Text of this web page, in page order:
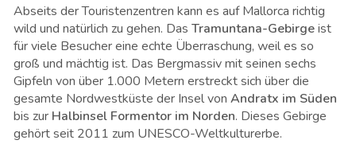
Abseits der Touristenzentren kann es auf Mallorca richtig
wild und natürlich zu gehen. Das Tramuntana-Gebirgeist
für viele Besucher eine echte Überraschung, weil es so
groß und mächtig ist. Das Bergmassiv mit seinen sechs
Gipfeln von über 1.000 Metern erstreckt sich über die
gesamte Nordwestküste der Insel von Andratx im Süden
bis zur Halbinsel Formentor im Norden. Dieses Gebirge
gehört seit 2011 zum UNESCO-Weltkulturerbe.